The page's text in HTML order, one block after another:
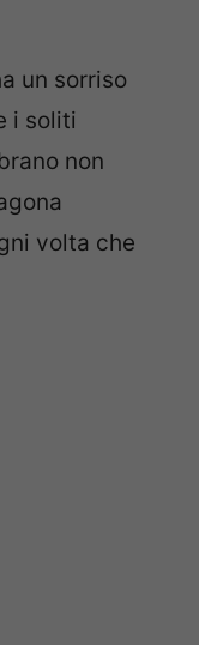
un sorriso
i soliti
non
volta che